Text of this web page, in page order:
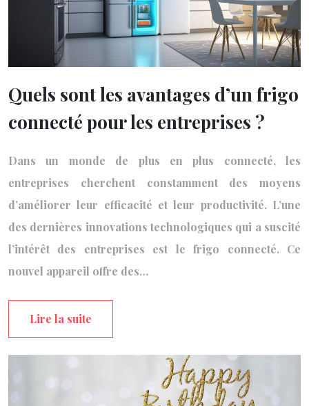
Quels sont les avantages d’un frigo
connecté pour les entreprises ?
Dans un monde de plus en plus connecté, les
entreprises cherchent constamment des moyens
d’améliorer leur efficacité et leur productivité. L’une
des dernières innovations technologiques qui a suscité
l’intérêt des entreprises est le frigo connecté. Ce
nouvel appareil offre des…
Lire la suite